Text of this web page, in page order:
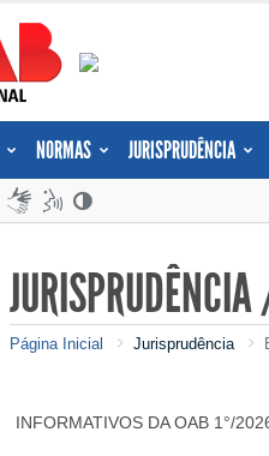
NORMAS JURISPRUDÊNCIA
Página Inicial Jurisprudência
INFORMATIVOS DA OAB 1°/